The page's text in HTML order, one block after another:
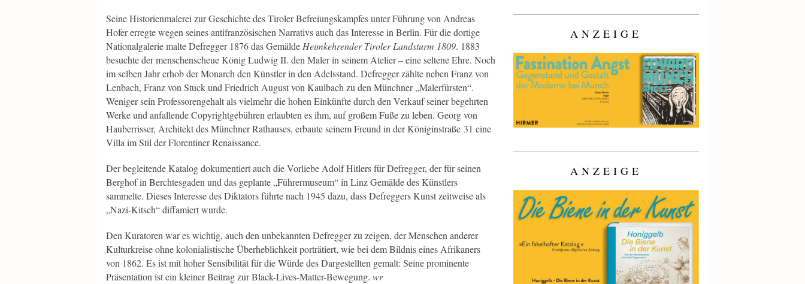
Seine Historienmalerei zur Geschichte des Tiroler Befreiungskampfes unter Führung von Andreas
Hofer erregte wegen seines antifranzösischen Narrativs auch das Interesse in Berlin. Für die dortige
Nationalgalerie malte Defregger 1876 das GemäldeHeimkehrender Tiroler Landsturm 1809. 1883
besuchte der menschenscheue König Ludwig II. den Maler in seinem Atelier – eine seltene Ehre. Noch
im selben Jahr erhob der Monarch den Künstler in den Adelsstand. Defregger zählte neben Franz von
Lenbach, Franz von Stuck und Friedrich August von Kaulbach zu den Münchner „Malerfürsten“.
Weniger sein Professorengehalt als vielmehr die hohen Einkünfte durch den Verkauf seiner begehrten
Werke und anfallende Copyrightgebühren erlaubten es ihm, auf großem Fuße zu leben. Georg von
Hauberrisser, Architekt des Münchner Rathauses, erbaute seinem Freund in der Königinstraße 31 eine
Villa im Stil der Florentiner Renaissance.
Der begleitende Katalog dokumentiert auch die Vorliebe Adolf Hitlers für Defregger, der für seinen
Berghof in Berchtesgaden und das geplante „Führermuseum“ in Linz Gemälde des Künstlers
sammelte. Dieses Interesse des Diktators führte nach 1945 dazu, dass Defreggers Kunst zeitweise als
„Nazi-Kitsch“ diffamiert wurde.
Den Kuratoren war es wichtig, auch den unbekannten Defregger zu zeigen, der Menschen anderer
Kulturkreise ohne kolonialistische Überheblichkeit porträtiert, wie bei dem Bildnis eines Afrikaners
von 1862. Es ist mit hoher Sensibilität für die Würde des Dargestellten gemalt: Seine prominente
Präsentation ist ein kleiner Beitrag zur Black-­Lives-­Matter-­Bewegung. wr
ANZEIGE
ANZEIGE